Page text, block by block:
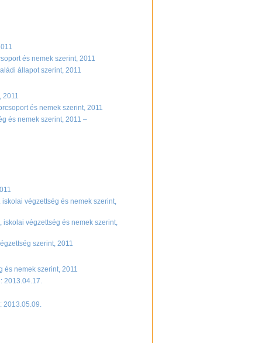
és nemek szerint, 2011
állapot szerint, 2011
2011
és nemek szerint, 2011
és nemek szerint, 2011 –
végzettség és nemek szerint,
végzettség és nemek szerint,
szerint, 2011
és nemek szerint, 2011
2013.04.17.
2013.05.09.